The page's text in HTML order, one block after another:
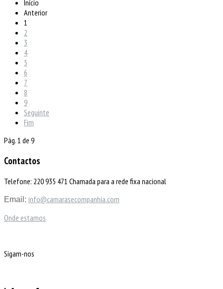
Início
Anterior
1
2
3
4
5
6
7
8
9
Seguinte
Fim
Pág. 1 de 9
Contactos
Telefone: 220 935 471 Chamada para a rede fixa nacional
Email: info@camarasecompanhia.com
Onde estamos
Sigam-nos